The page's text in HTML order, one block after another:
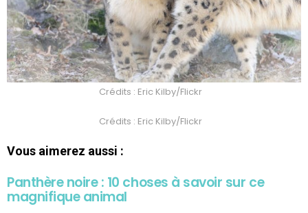
Crédits : Eric Kilby/Flickr
Crédits : Eric Kilby/Flickr
Vous aimerez aussi :
Panthère noire : 10 choses à savoir sur ce
magnifique animal